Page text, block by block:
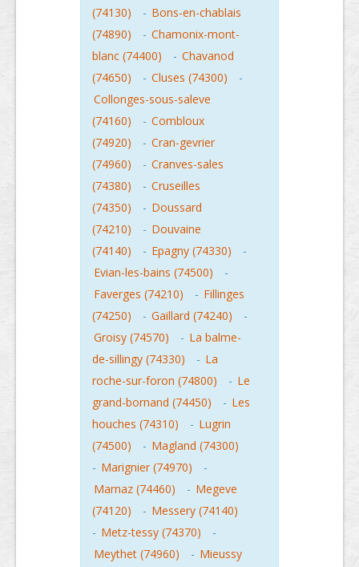
(74130)
- Bons-en-chablais
(74890)
- Chamonix-mont-
blanc (74400)
- Chavanod
(74650)
- Cluses (74300)
-
Collonges-sous-saleve
(74160)
- Combloux
(74920)
- Cran-gevrier
(74960)
- Cranves-sales
(74380)
- Cruseilles
(74350)
- Doussard
(74210)
- Douvaine
(74140)
- Epagny (74330)
-
Evian-les-bains (74500)
-
Faverges (74210)
- Fillinges
(74250)
- Gaillard (74240)
-
Groisy (74570)
- La balme-
de-sillingy (74330)
- La
roche-sur-foron (74800)
- Le
grand-bornand (74450)
- Les
houches (74310)
- Lugrin
(74500)
- Magland (74300)
- Marignier (74970)
-
Marnaz (74460)
- Megeve
(74120)
- Messery (74140)
- Metz-tessy (74370)
-
Meythet (74960)
- Mieussy